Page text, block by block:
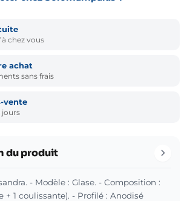
chez vous
achat
sans frais
vente
jours
du produit
- Modèle : Glase. - Composition :
+ 1 coulissante). - Profilé : Anodisé